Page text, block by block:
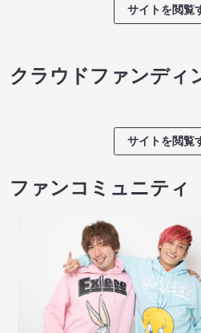
サイトを閲覧
クラウドファンディ
サイトを閲覧
ファンコミュニティ